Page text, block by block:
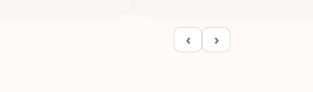
‹ ›